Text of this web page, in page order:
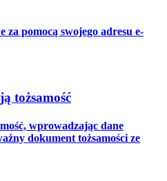
za pomocą swojego adresu e-
tożsamość
wprowadzając dane
dokument tożsamości ze